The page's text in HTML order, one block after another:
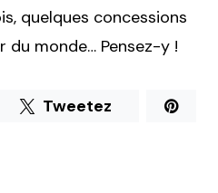
quelques concessions
du monde… Pensez-y !
Tweetez